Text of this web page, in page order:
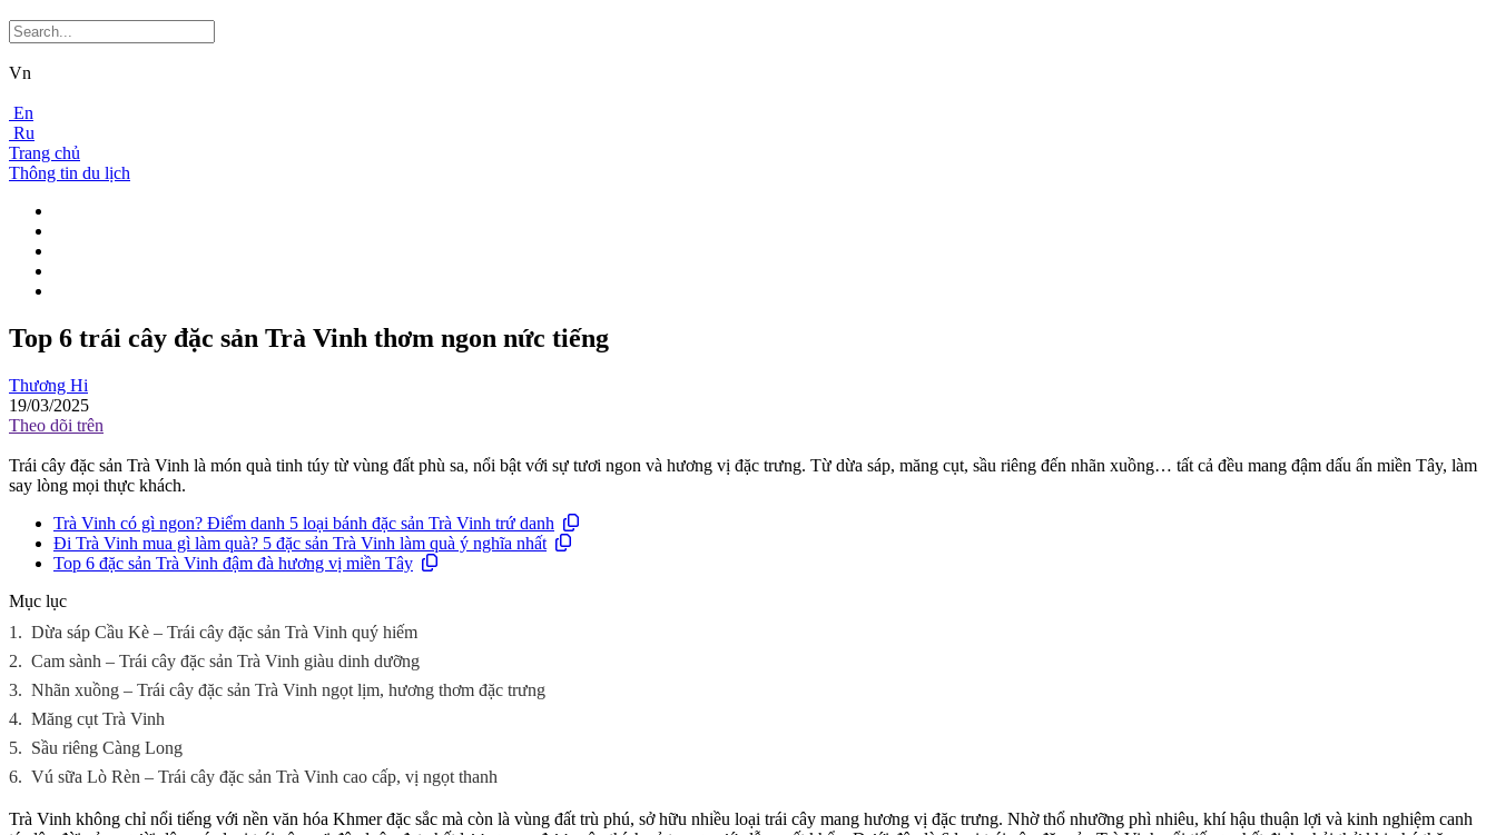
Vn
En
Ru
Trang chủ
Thông tin du lịch
Top 6 trái cây đặc sản Trà Vinh thơm ngon nức tiếng
Thương Hi
19/03/2025
Theo dõi trên
Trái cây đặc sản Trà Vinh là món quà tinh túy từ vùng đất phù sa, nổi bật với sự tươi ngon và hương vị đặc trưng. Từ dừa sáp, măng cụt, sầu riêng đến nhãn xuồng… tất cả đều mang đậm dấu ấn miền Tây, làm
say lòng mọi thực khách.
Trà Vinh có gì ngon? Điểm danh 5 loại bánh đặc sản Trà Vinh trứ danh
Đi Trà Vinh mua gì làm quà? 5 đặc sản Trà Vinh làm quà ý nghĩa nhất
Top 6 đặc sản Trà Vinh đậm đà hương vị miền Tây
Mục lục
1. Dừa sáp Cầu Kè – Trái cây đặc sản Trà Vinh quý hiếm
2. Cam sành – Trái cây đặc sản Trà Vinh giàu dinh dưỡng
3. Nhãn xuồng – Trái cây đặc sản Trà Vinh ngọt lịm, hương thơm đặc trưng
4. Măng cụt Trà Vinh
5. Sầu riêng Càng Long
6. Vú sữa Lò Rèn – Trái cây đặc sản Trà Vinh cao cấp, vị ngọt thanh
Trà Vinh không chỉ nổi tiếng với nền văn hóa Khmer đặc sắc mà còn là vùng đất trù phú, sở hữu nhiều loại trái cây mang hương vị đặc trưng. Nhờ thổ nhưỡng phì nhiêu, khí hậu thuận lợi và kinh nghiệm canh